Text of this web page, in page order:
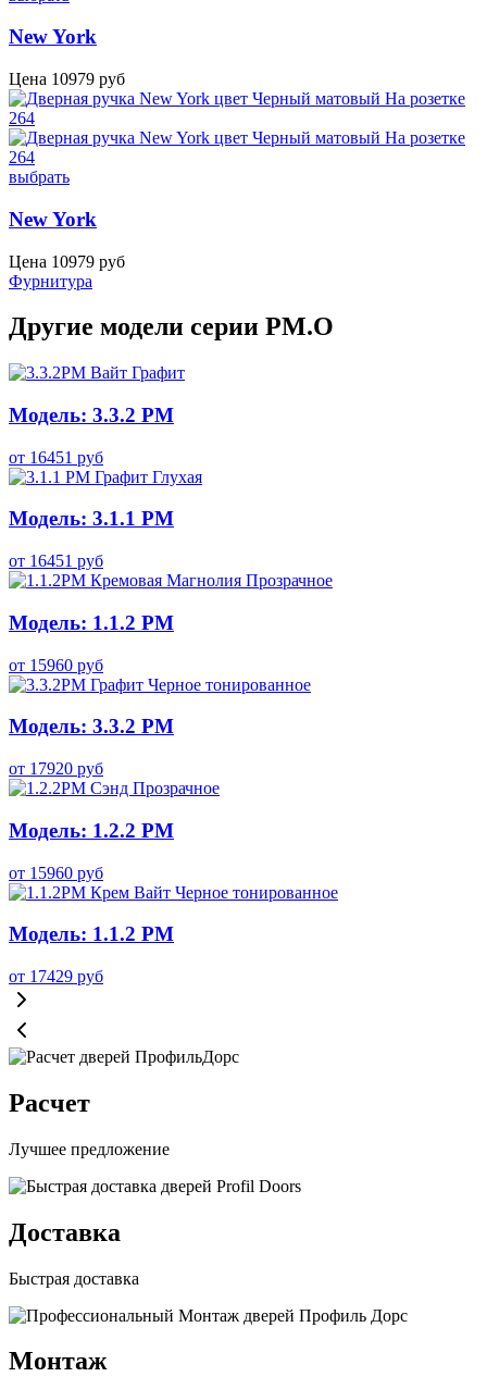
New York
Цена 10979 руб
выбрать
New York
Цена 10979 руб
Фурнитура
Другие модели серии PM.O
Модель: 3.3.2 PM
от 16451 руб
Модель: 3.1.1 PM
от 16451 руб
Модель: 1.1.2 PM
от 15960 руб
Модель: 3.3.2 PM
от 17920 руб
Модель: 1.2.2 PM
от 15960 руб
Модель: 1.1.2 PM
от 17429 руб
Расчет
Лучшее предложение
Доставка
Быстрая доставка
Монтаж